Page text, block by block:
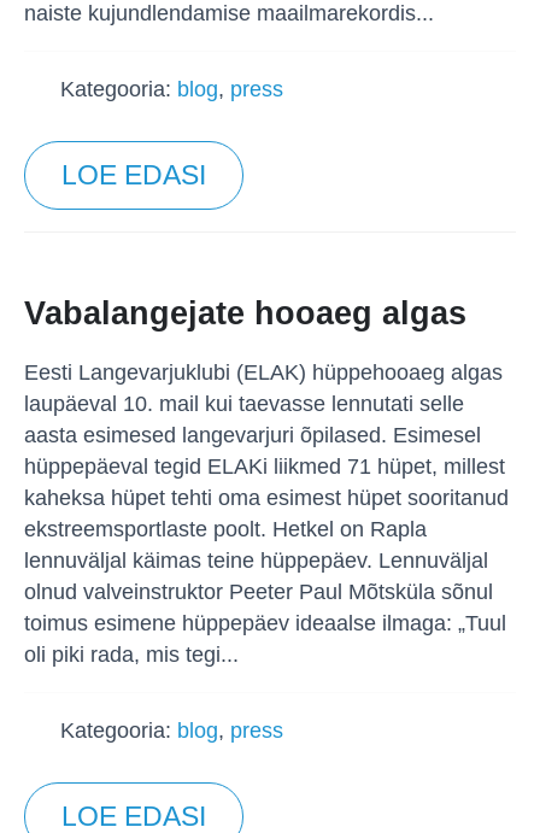
naiste kujundlendamise maailmarekordis...
Kategooria: blog, press
LOE EDASI
Vabalangejate hooaeg algas
Eesti Langevarjuklubi (ELAK) hüppehooaeg algas
laupäeval 10. mail kui taevasse lennutati selle
aasta esimesed langevarjuri õpilased. Esimesel
hüppepäeval tegid ELAKi liikmed 71 hüpet, millest
kaheksa hüpet tehti oma esimest hüpet sooritanud
ekstreemsportlaste poolt. Hetkel on Rapla
lennuväljal käimas teine hüppepäev. Lennuväljal
olnud valveinstruktor Peeter Paul Mõtsküla sõnul
toimus esimene hüppepäev ideaalse ilmaga: „Tuul
oli piki rada, mis tegi...
Kategooria: blog, press
LOE EDASI